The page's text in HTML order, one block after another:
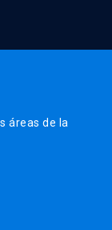
áreas de la